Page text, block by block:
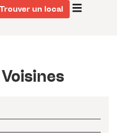
Trouver un local